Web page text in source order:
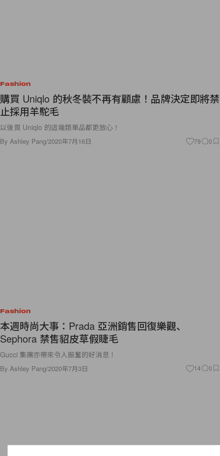
Fashion
購買 Uniqlo 的秋冬裝不再有顧慮！品牌決定即將禁
止採用羊駝毛
以後買 Uniqlo 的這幾類單品都更放心！
By Ashley Pang/2020年7月16日 79 0
Fashion
本週時尚大事：Prada 亞洲銷售回復樂觀、
Sephora 禁售貂皮草假睫毛
Gucci 集團亦帶來令人振奮的好消息！
By Ashley Pang/2020年7月3日 14 0